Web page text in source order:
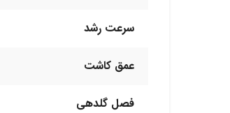
سرعت رشد
عمق کاشت
فصل گلدهی